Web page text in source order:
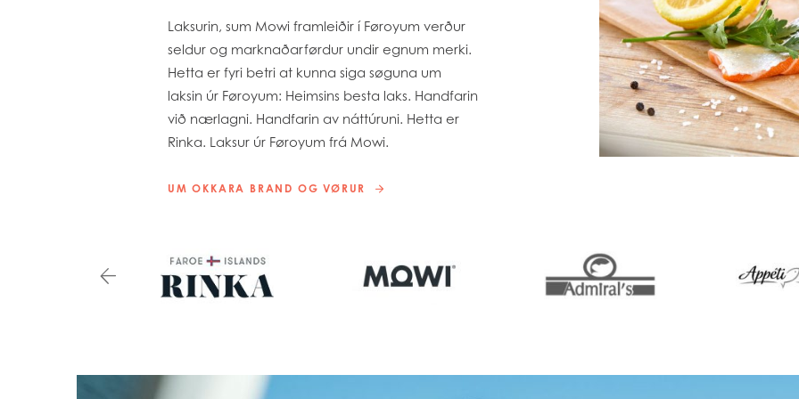
Laksurin, sum Mowi framleiðir í Føroyum verður
seldur og marknaðarførdur undir egnum merki.
Hetta er fyri betri at kunna siga søguna um
laksin úr Føroyum: Heimsins besta laks. Handfarin
við nærlagni. Handfarin av náttúruni. Hetta er
Rinka. Laksur úr Føroyum frá Mowi.
UM OKKARA BRAND OG VØRUR